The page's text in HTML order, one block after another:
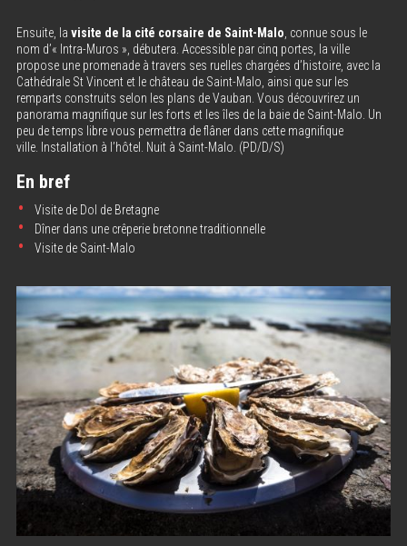
Ensuite, la visite de la cité corsaire de Saint-Malo , connue sous le
nom d’« Intra-Muros », débutera. Accessible par cinq portes, la ville
propose une promenade à travers ses ruelles chargées d’histoire, avec la
Cathédrale St Vincent et le château de Saint-Malo, ainsi que sur les
remparts construits selon les plans de Vauban. Vous découvrirez un
panorama magnifique sur les forts et les îles de la baie de Saint-Malo. Un
peu de temps libre vous permettra de flâner dans cette magnifique
ville. Installation à l’hôtel. Nuit à Saint-Malo. (PD/D/S)
En bref
Visite de Dol de Bretagne
Dîner dans une crêperie bretonne traditionnelle
Visite de Saint-Malo